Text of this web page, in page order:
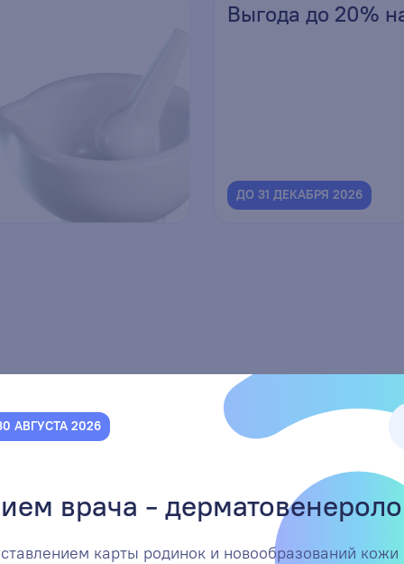
АВГУСТА 2026
врача -
карты родинок и новообразований кожи
Выгода до 20%
ДО 31 ДЕКАБРЯ 2026
приёмонлайн Записаться